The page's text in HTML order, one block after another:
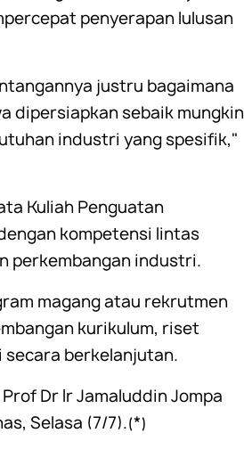
penyerapan lulusan
justru bagaimana
dipersiapkan sebaik mungkin
industri yang spesifik,"
Kuliah Penguatan
kompetensi lintas
perkembangan industri.
magang atau rekrutmen
kurikulum, riset
berkelanjutan.
Dr Ir Jamaluddin Jompa
Selasa (7/7).(*)